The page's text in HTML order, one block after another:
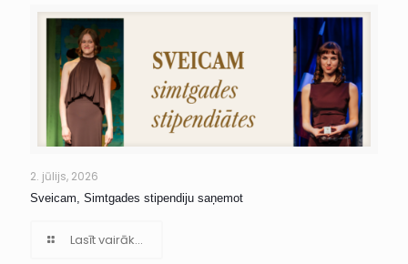
2. jūlijs, 2026
Sveicam, Simtgades stipendiju saņemot
Lasīt vairāk...